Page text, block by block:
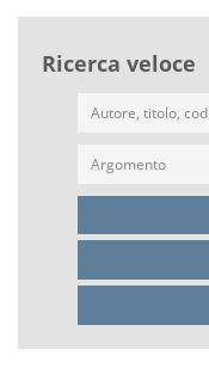
Ricerca veloce